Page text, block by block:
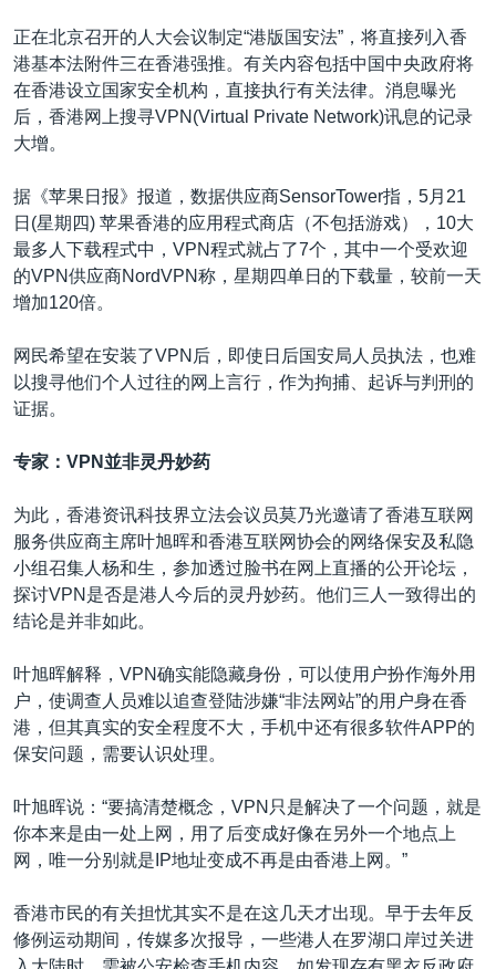
正在北京召开的人大会议制定“港版国安法”，将直接列入香
港基本法附件三在香港强推。有关内容包括中国中央政府将
在香港设立国家安全机构，直接执行有关法律。消息曝光
后，香港网上搜寻VPN(Virtual Private Network)讯息的记录
大增。
据《苹果日报》报道，数据供应商SensorTower指，5月21
日(星期四) 苹果香港的应用程式商店（不包括游戏），10大
最多人下载程式中，VPN程式就占了7个，其中一个受欢迎
的VPN供应商NordVPN称，星期四单日的下载量，较前一天
增加120倍。
网民希望在安装了VPN后，即使日后国安局人员执法，也难
以搜寻他们个人过往的网上言行，作为拘捕、起诉与判刑的
证据。
专家：VPN並非灵丹妙药
为此，香港资讯科技界立法会议员莫乃光邀请了香港互联网
服务供应商主席叶旭晖和香港互联网协会的网络保安及私隐
小组召集人杨和生，参加透过脸书在网上直播的公开论坛，
探讨VPN是否是港人今后的灵丹妙药。他们三人一致得出的
结论是并非如此。
叶旭晖解释，VPN确实能隐藏身份，可以使用户扮作海外用
户，使调查人员难以追查登陆涉嫌“非法网站”的用户身在香
港，但其真实的安全程度不大，手机中还有很多软件APP的
保安问题，需要认识处理。
叶旭晖说：“要搞清楚概念，VPN只是解决了一个问题，就是
你本来是由一处上网，用了后变成好像在另外一个地点上
网，唯一分别就是IP地址变成不再是由香港上网。”
香港市民的有关担忧其实不是在这几天才出现。早于去年反
修例运动期间，传媒多次报导，一些港人在罗湖口岸过关进